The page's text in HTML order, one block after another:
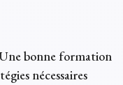
Une bonne formation
nécessaires